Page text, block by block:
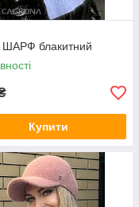
ШАРФ блакитний
Купити